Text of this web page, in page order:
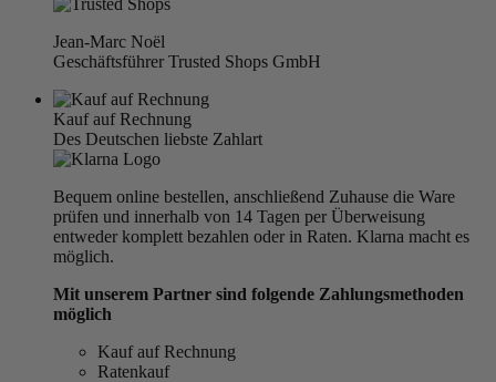
Jean-Marc Noël
Geschäftsführer Trusted Shops GmbH
Kauf auf Rechnung
Des Deutschen liebste Zahlart
Bequem online bestellen, anschließend Zuhause die Ware
prüfen und innerhalb von 14 Tagen per Überweisung
entweder komplett bezahlen oder in Raten. Klarna macht es
möglich.
Mit unserem Partner sind folgende Zahlungsmethoden
möglich
Kauf auf Rechnung
Ratenkauf